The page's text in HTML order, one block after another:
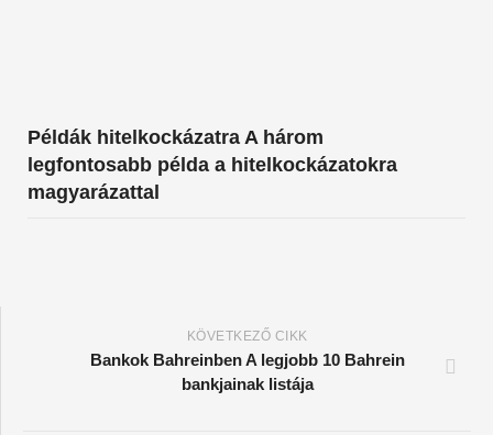
Példák hitelkockázatra A három
legfontosabb példa a hitelkockázatokra
magyarázattal
KÖVETKEZŐ CIKK
Bankok Bahreinben A legjobb 10 Bahrein
bankjainak listája